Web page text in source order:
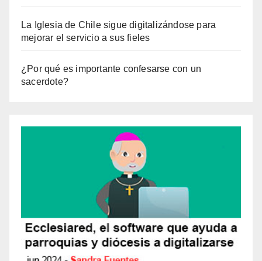
La Iglesia de Chile sigue digitalizándose para
mejorar el servicio a sus fieles
¿Por qué es importante confesarse con un
sacerdote?